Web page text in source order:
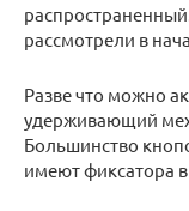
рассмотрели в
Разве что можно
удерживающий
Большинство
имеют фиксатора